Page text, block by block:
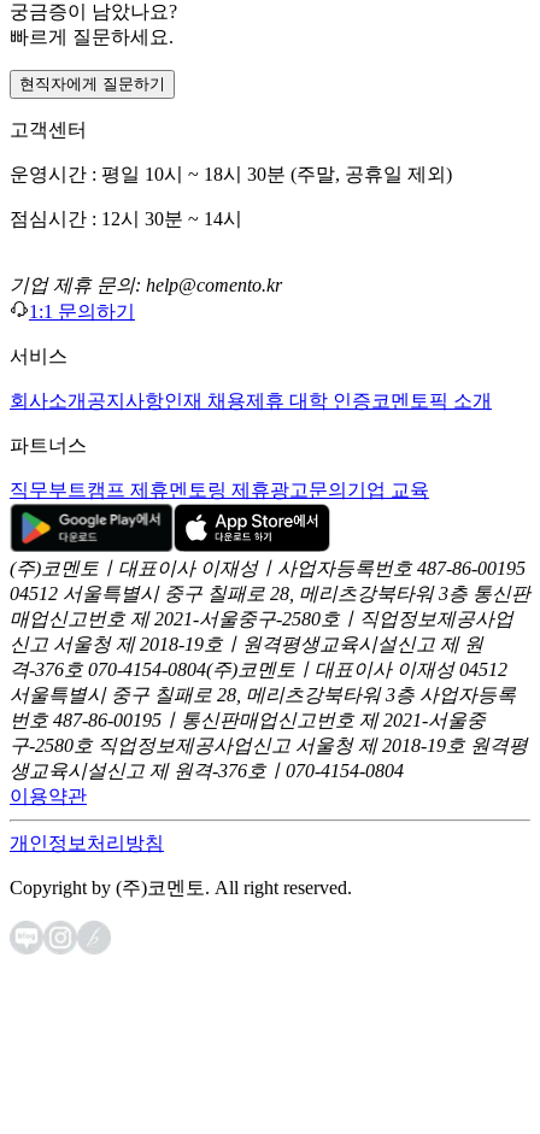
궁금증이 남았나요?
빠르게 질문하세요.
현직자에게 질문하기
고객센터
운영시간 : 평일 10시 ~ 18시 30분 (주말, 공휴일 제외)
점심시간 : 12시 30분 ~ 14시
기업 제휴 문의: help@comento.kr
1:1 문의하기
서비스
회사소개 공지사항인재 채용제휴 대학 인증코멘토픽 소개
파트너스
직무부트캠프 제휴멘토링 제휴광고문의 기업 교육
(주)코멘토ㅣ대표이사 이재성ㅣ사업자등록번호 487-86-00195
04512 서울특별시 중구 칠패로 28, 메리츠강북타워 3층 통신판
매업신고번호 제 2021-서울중구-2580호ㅣ직업정보제공사업
신고 서울청 제 2018-19호ㅣ원격평생교육시설신고 제 원
격-376호 070-4154-0804(주)코멘토ㅣ대표이사 이재성 04512
서울특별시 중구 칠패로 28, 메리츠강북타워 3층 사업자등록
번호 487-86-00195ㅣ통신판매업신고번호 제 2021-서울중
구-2580호 직업정보제공사업신고 서울청 제 2018-19호 원격평
생교육시설신고 제 원격-376호ㅣ070-4154-0804
이용약관
개인정보처리방침
Copyright by (주)코멘토. All right reserved.